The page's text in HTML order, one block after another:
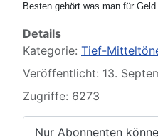
Besten gehört was man für
Details
Kategorie: Tief-
Veröffentlicht: 13.
Zugriffe: 6273
Nur Abonnenten